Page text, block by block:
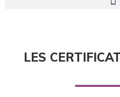
LES